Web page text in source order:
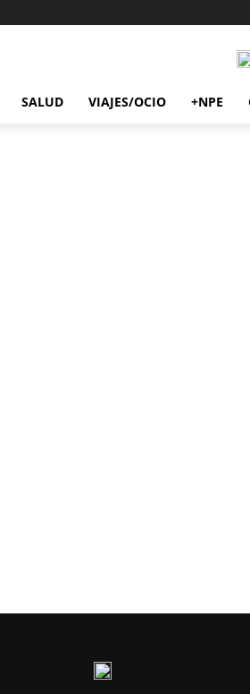
SALUD VIAJES/OCIO +NPE